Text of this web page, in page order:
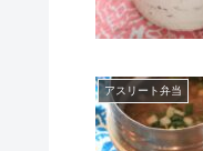
アスリート弁当